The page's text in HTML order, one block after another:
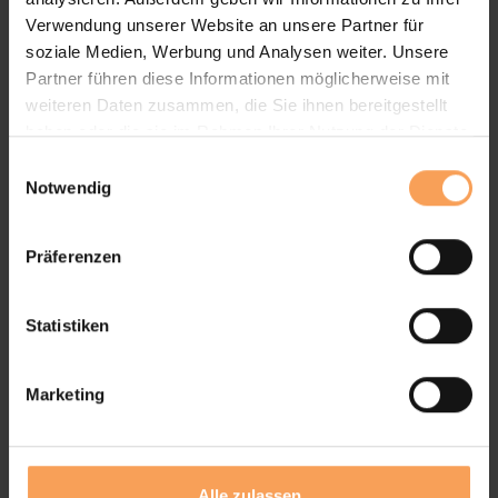
Verwendung unserer Website an unsere Partner für
soziale Medien, Werbung und Analysen weiter. Unsere
Partner führen diese Informationen möglicherweise mit
weiteren Daten zusammen, die Sie ihnen bereitgestellt
haben oder die sie im Rahmen Ihrer Nutzung der Dienste
Notwendig
Präferenzen
Statistiken
Marketing